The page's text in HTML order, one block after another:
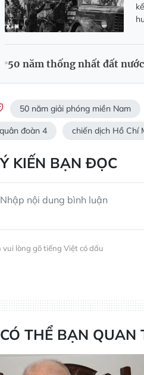
50 năm thống nhất đất
50 năm giải phóng miền Nam
quân đoàn 4 chiến dịch Hồ Chí
Ý KIẾN BẠN ĐỌC
vui lòng gõ tiếng Việt có dấu
CÓ THỂ BẠN QUAN